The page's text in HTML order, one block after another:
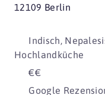
12109 Berlin
Indisch,
Hochlandküche
€€
Google